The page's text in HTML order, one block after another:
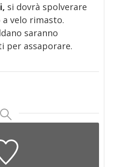
si dovrà spolverare
velo rimasto.
saranno
per assaporare.